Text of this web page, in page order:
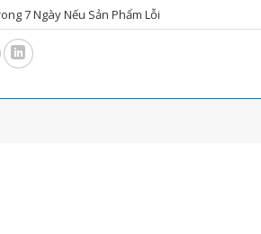
7 Ngày Nếu Sản Phẩm Lỗi